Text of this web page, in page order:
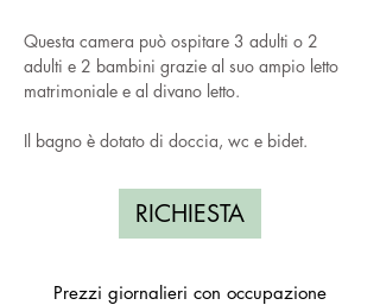
Questa camera può ospitare 3 adulti o 2
adulti e 2 bambini grazie al suo ampio letto
matrimoniale e al divano letto.
Il bagno è dotato di doccia, wc e bidet.
RICHIESTA
Prezzi giornalieri con occupazione